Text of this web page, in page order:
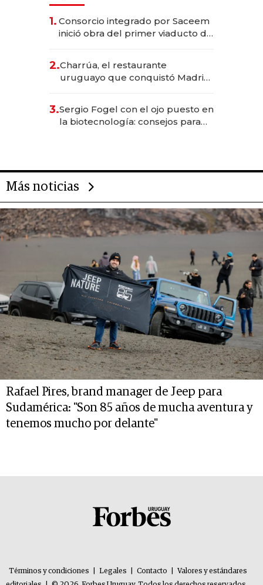
1. Consorcio integrado por Saceem
inició obra del primer viaducto de
millones
2.Charrúa, el restaurante
uruguayo que conquistó Madrid:
anticipación y prepara apertura
3.Sergio Fogel con el ojo puesto en
la biotecnología: consejos para
Más noticias
Rafael Pires, brand manager de Jeep para
Sudamérica: "Son 85 años de mucha aventura y
tenemos mucho por delante"
Términos y condiciones Legales Contacto
Valores y estándares